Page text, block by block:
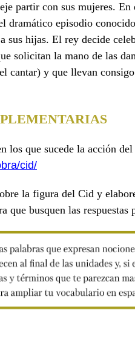
partir con sus mujeres. En
dramático episodio
hijas. El rey decide
solicitan la mano de las
cantar) y que llevan
los que sucede la acción
cid/
la figura del Cid y
que busquen las respuestas